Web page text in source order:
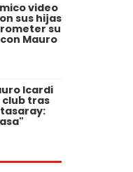
video
sus hijas
su
Mauro
Icardi
tras